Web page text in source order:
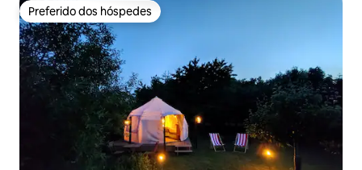
Preferido dos hóspedes
Preferido dos hóspedes